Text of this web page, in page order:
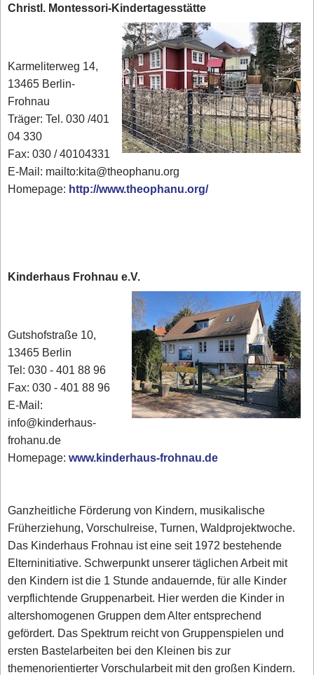
Christl. Montessori-Kindertagesstätte
Karmeliterweg 14,
13465 Berlin-
Frohnau
Träger: Tel. 030 /401
04 330
Fax: 030 / 40104331
E-Mail: mailto:kita@theophanu.org
Homepage: http://www.theophanu.org/
Kinderhaus Frohnau e.V.
Gutshofstraße 10,
13465 Berlin
Tel: 030 - 401 88 96
Fax: 030 - 401 88 96
E-Mail:
info@kinderhaus-
frohanu.de
Homepage:www.kinderhaus-frohnau.de
Ganzheitliche Förderung von Kindern, musikalische
Früherziehung, Vorschulreise, Turnen, Waldprojektwoche.
Das Kinderhaus Frohnau ist eine seit 1972 bestehende
Elterninitiative. Schwerpunkt unserer täglichen Arbeit mit
den Kindern ist die 1 Stunde andauernde, für alle Kinder
verpflichtende Gruppenarbeit. Hier werden die Kinder in
altershomogenen Gruppen dem Alter entsprechend
gefördert. Das Spektrum reicht von Gruppenspielen und
ersten Bastelarbeiten bei den Kleinen bis zur
themenorientierter Vorschularbeit mit den großen Kindern.